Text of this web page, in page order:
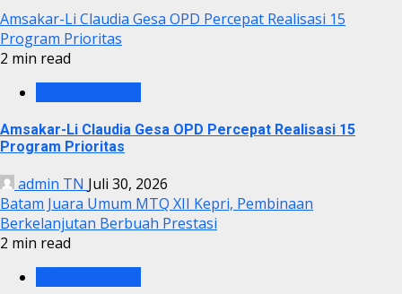
Amsakar-Li Claudia Gesa OPD Percepat Realisasi 15
Program Prioritas
2 min read
Amsakar-Li Claudia Gesa OPD Percepat Realisasi 15
Program Prioritas
admin TN Juli 30, 2026
Batam Juara Umum MTQ XII Kepri, Pembinaan
Berkelanjutan Berbuah Prestasi
2 min read